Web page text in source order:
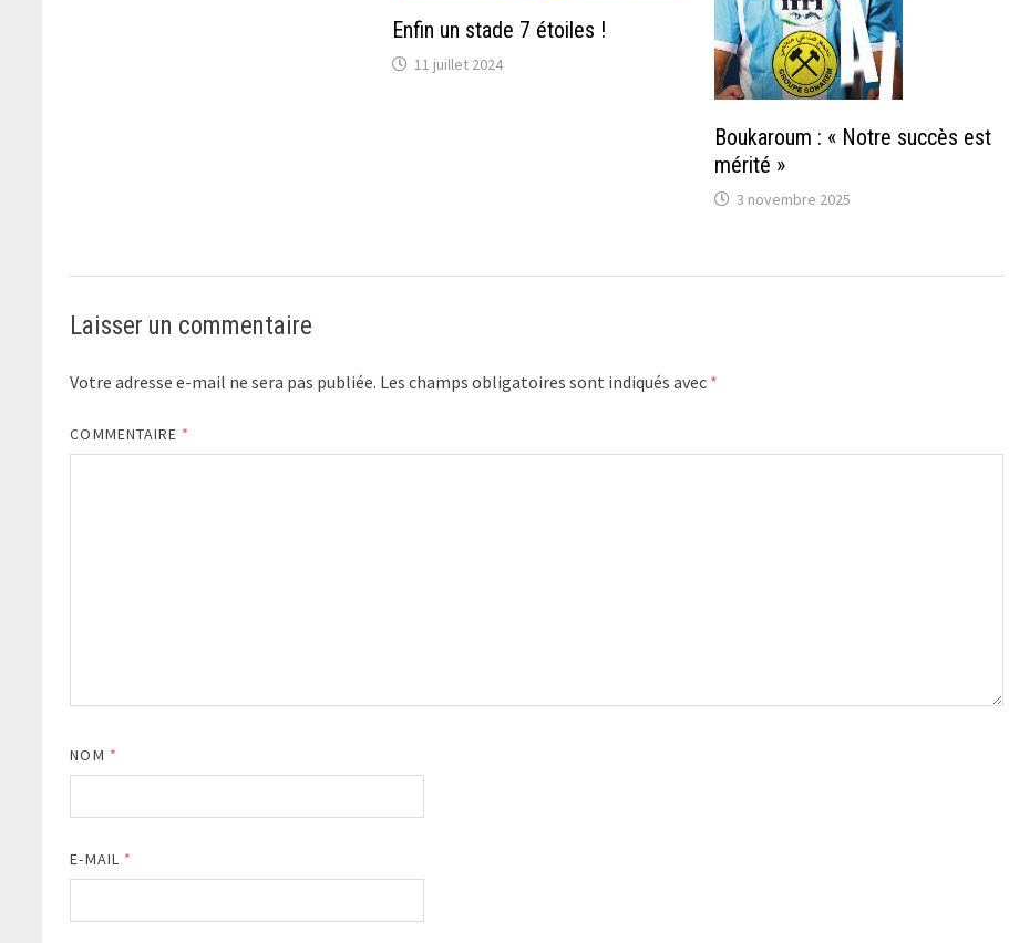
Enfin un stade 7 étoiles !
11 juillet 2024
Boukaroum : « Notre succès est
mérité »
3 novembre 2025
Laisser un commentaire
Votre adresse e-mail ne sera pas publiée. Les champs obligatoires sont indiqués avec *
COMMENTAIRE *
NOM *
E-MAIL *